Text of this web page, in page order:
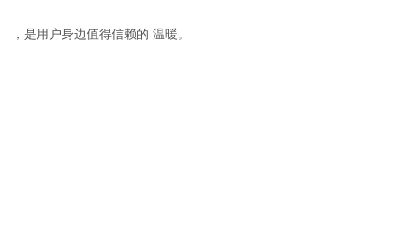
，是用户身边值得信赖的 温暖。